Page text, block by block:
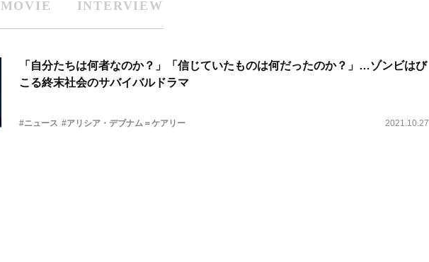
MOVIE INTERVIEW
「自分たちは何者なのか？」「信じていたものは何だったのか？」…ゾンビはび
こる終末社会のサバイバルドラマ
#ニュース #アリシア・デブナム＝ケアリー 2021.10.27